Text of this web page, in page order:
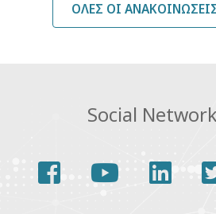
ΌΛΕΣ ΟΙ
Social
facebookyoutube